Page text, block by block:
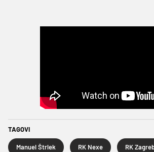
TAGOVI
Manuel Štrlek RK Nexe RK